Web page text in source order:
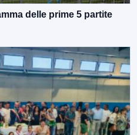
delle prime 5 partite